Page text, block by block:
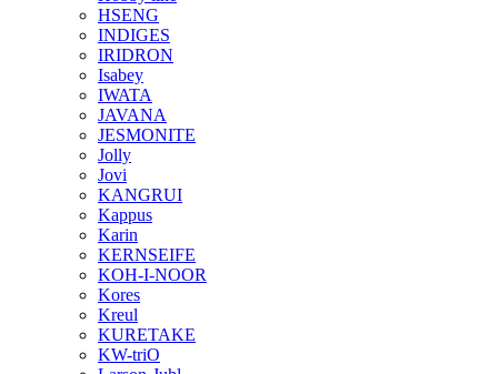
HSENG
INDIGES
IRIDRON
Isabey
IWATA
JAVANA
JESMONITE
Jolly
Jovi
KANGRUI
Kappus
Karin
KERNSEIFE
KOH-I-NOOR
Kores
Kreul
KURETAKE
KW-triO